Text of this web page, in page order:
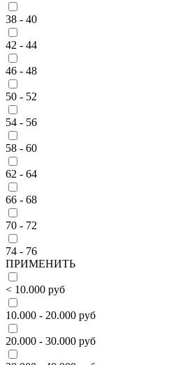
38 - 40
42 - 44
46 - 48
50 - 52
54 - 56
58 - 60
62 - 64
66 - 68
70 - 72
74 - 76
ПРИМЕНИТЬ
< 10.000 руб
10.000 - 20.000 руб
20.000 - 30.000 руб